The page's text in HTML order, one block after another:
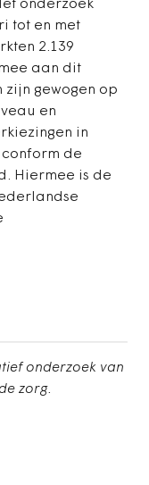
onderzoek
tot en met
2.139
aan dit
zijn gewogen op
en
in
conform de
Hiermee is de
onderzoek van
zorg.